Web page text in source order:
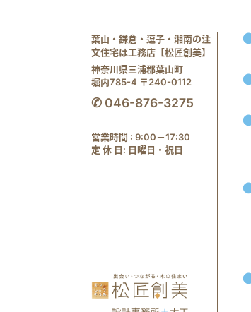
葉山・鎌倉・逗子・湘南の注
文住宅は工務店【松匠創美】
神奈川県三浦郡葉山町
堀内785-4 〒240-0112
✆ 046-876-3275
営業時間 : 9:00－17:30
定 休 日: 日曜日・祝日